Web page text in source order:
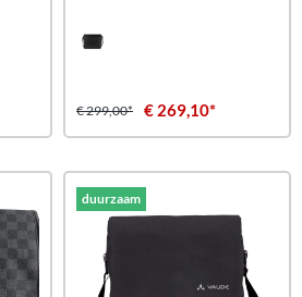
€ 299,00* € 269,10*
duurzaam